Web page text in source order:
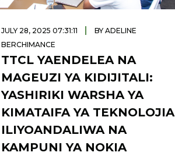
JULY 28, 2025 07:31:11
BY ADELINE
BERCHIMANCE
TTCL YAENDELEA NA
MAGEUZI YA KIDIJITALI:
YASHIRIKI WARSHA YA
KIMATAIFA YA TEKNOLOJIA
ILIYOANDALIWA NA
KAMPUNI YA NOKIA